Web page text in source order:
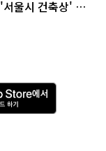
울시 건축상' 수
A
p
p